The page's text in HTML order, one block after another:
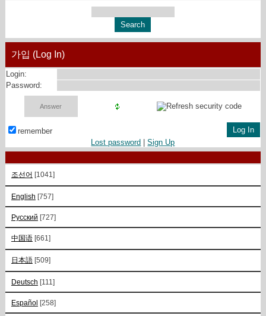
가입 (Log In)
Login:
Password:
remember
Lost password |Sign Up
조선어 [1041]
English [757]
Русский [727]
中国语 [661]
日本語 [509]
Deutsch [111]
Español [258]